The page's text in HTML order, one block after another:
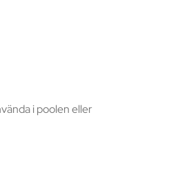
i poolen eller